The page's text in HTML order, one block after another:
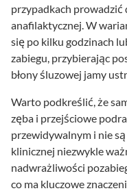
przypadkach prowadzić
anafilaktycznej. W
się po kilku godzinach
zabiegu, przybierając
błony śluzowej jamy
Warto podkreślić, że
zęba i przejściowe
przewidywalnym i nie
klinicznej niezwykle
nadwrażliwości
co ma kluczowe